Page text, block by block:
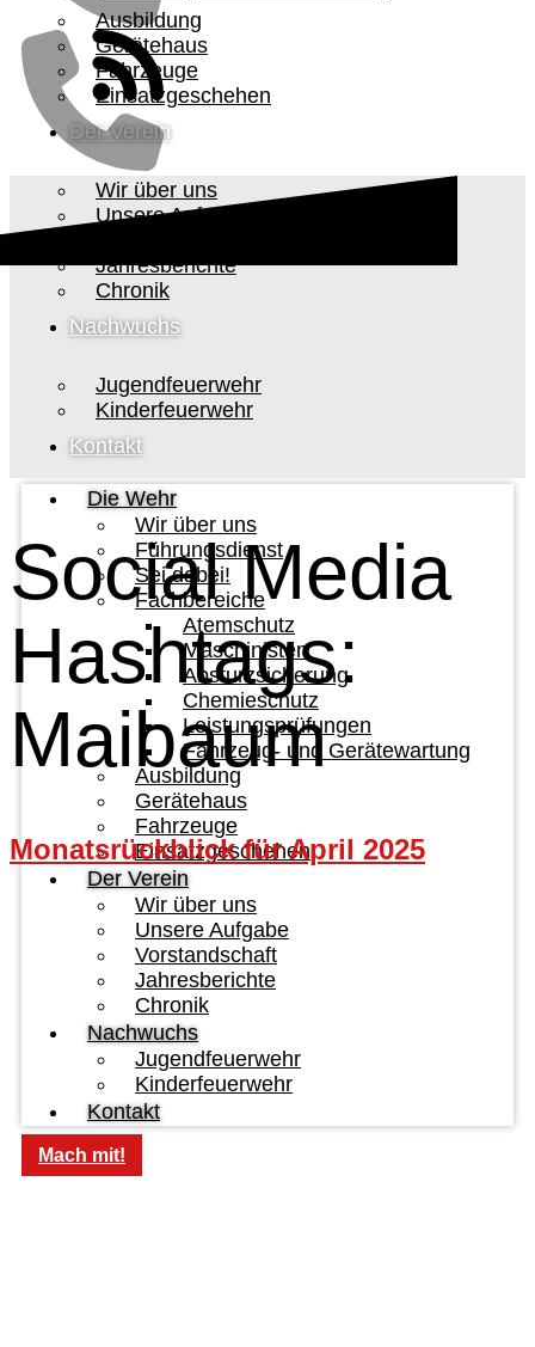
Ausbildung
Gerätehaus
Fahrzeuge
Einsatzgeschehen
Der Verein
Wir über uns
Unsere Aufgabe
Jahresberichte
Chronik
Nachwuchs
Jugendfeuerwehr
Kinderfeuerwehr
Kontakt
Die Wehr
Wir über uns
Führungsdienst
Sei dabei!
Fachbereiche
Atemschutz
Maschinisten
Absturzsicherung
Chemieschutz
Leistungsprüfungen
Fahrzeug- und Gerätewartung
Ausbildung
Gerätehaus
Fahrzeuge
Einsatzgeschehen
Der Verein
Wir über uns
Unsere Aufgabe
Vorstandschaft
Jahresberichte
Chronik
Nachwuchs
Jugendfeuerwehr
Kinderfeuerwehr
Kontakt
Mach mit!
Social Media
Hashtags:
Maibaum
Monatsrückblick für April 2025